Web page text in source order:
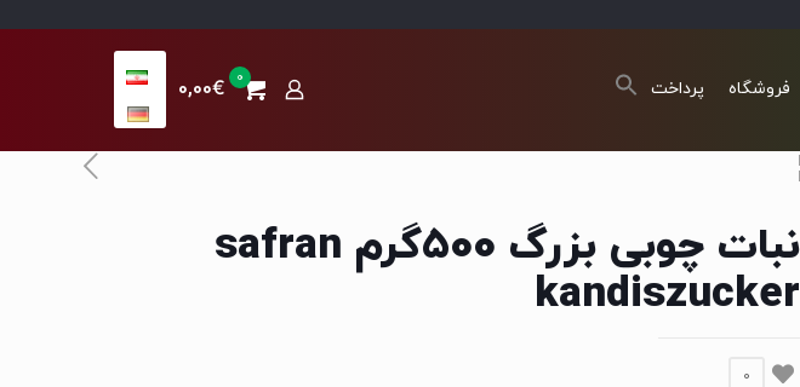
فروشگاه پرداخت 0
0,00€
نبات چوبی بزرگ 500گرم safran
kandiszucker
0